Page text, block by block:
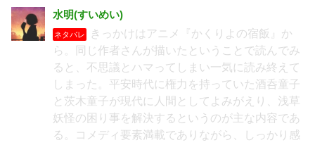
水明(すいめい)
ネタバレ
きっかけはアニメ『かくりよの宿飯』か
ら。同じ作者さんが描いたということで読んでみ
ると、不思議とハマってしまい一気に読み終えて
しまった。平安時代に権力を持っていた酒呑童子
と茨木童子が現代に人間としてよみがえり、浅草
妖怪の困り事を解決するというのが主な内容であ
る。コメディ要素満載でありながら、しっかり感